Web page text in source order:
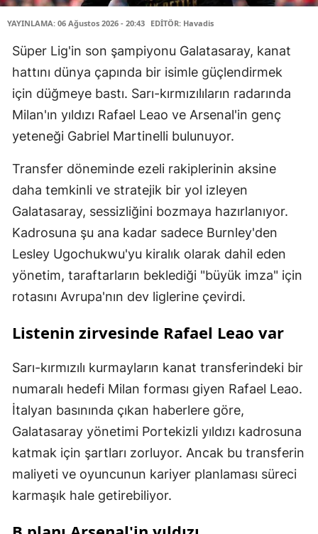
YAYINLAMA: 06 Ağustos 2026 - 20:43 EDİTÖR: Havadis
Süper Lig'in son şampiyonu Galatasaray, kanat
hattını dünya çapında bir isimle güçlendirmek
için düğmeye bastı. Sarı-kırmızılıların radarında
Milan'ın yıldızı Rafael Leao ve Arsenal'in genç
yeteneği Gabriel Martinelli bulunuyor.
Transfer döneminde ezeli rakiplerinin aksine
daha temkinli ve stratejik bir yol izleyen
Galatasaray, sessizliğini bozmaya hazırlanıyor.
Kadrosuna şu ana kadar sadece Burnley'den
Lesley Ugochukwu'yu kiralık olarak dahil eden
yönetim, taraftarların beklediği "büyük imza" için
rotasını Avrupa'nın dev liglerine çevirdi.
Listenin zirvesinde Rafael Leao var
Sarı-kırmızılı kurmayların kanat transferindeki bir
numaralı hedefi Milan forması giyen Rafael Leao.
İtalyan basınında çıkan haberlere göre,
Galatasaray yönetimi Portekizli yıldızı kadrosuna
katmak için şartları zorluyor. Ancak bu transferin
maliyeti ve oyuncunun kariyer planlaması süreci
karmaşık hale getirebiliyor.